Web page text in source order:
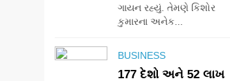
ગાયન રહ્યું. તેમણે કિશોર
કુમારના અનેક...
BUSINESS
177 દેશો અને 52 લાખ